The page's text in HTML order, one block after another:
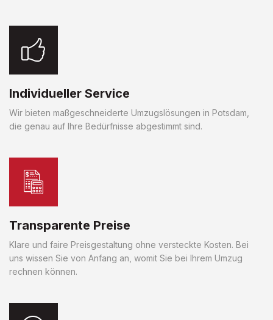
Individueller Service
Wir bieten maßgeschneiderte Umzugslösungen in Potsdam,
die genau auf Ihre Bedürfnisse abgestimmt sind.
Transparente Preise
Klare und faire Preisgestaltung ohne versteckte Kosten. Bei
uns wissen Sie von Anfang an, womit Sie bei Ihrem Umzug
rechnen können.